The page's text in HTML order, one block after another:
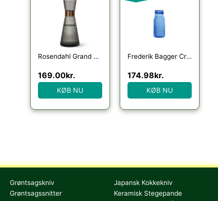
Rosendahl Grand Cru Nouveau karaffel 1 liter, røgfarvet
169.00kr.
KØB NU
Frederik Bagger Crispy bottle small – Blue : Erling Christensen Møbler
174.98kr.
KØB NU
Grøntsagskniv
Grøntsagssnitter
Japansk Kokkekniv
Keramisk Stegepande